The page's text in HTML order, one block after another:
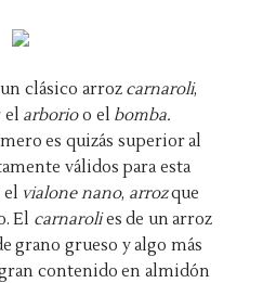
un clásico arroz carnaroli,
el arborioo el bomba.
es quizás superior al
válidos para esta
el vialone nano, arrozque
El carnarolies de un arroz
grano grueso y algo más
contenido en almidón